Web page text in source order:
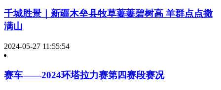
千城胜景｜新疆木垒县牧草萋萋碧树高 羊群点点撒
满山
2024-05-27 11:55:54
赛车——2024环塔拉力赛第四赛段赛况